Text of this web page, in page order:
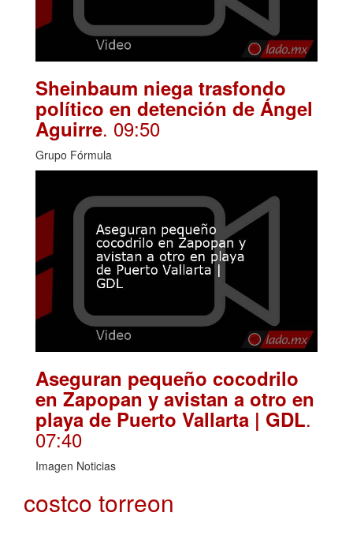
Sheinbaum niega trasfondo
político en detención de Ángel
Aguirre. 09:50
Grupo Fórmula
Aseguran pequeño cocodrilo
en Zapopan y avistan a otro en
playa de Puerto Vallarta | GDL.
07:40
Imagen Noticias
costco torreon